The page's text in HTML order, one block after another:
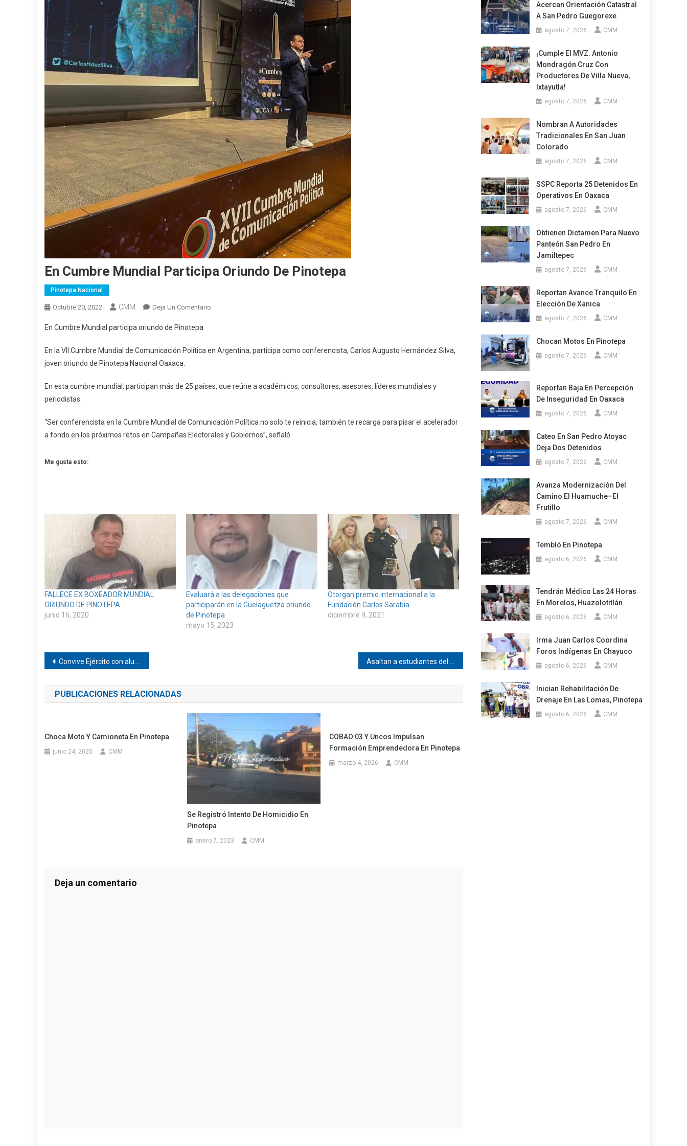
En Cumbre Mundial Participa Oriundo De Pinotepa
Pinotepa Nacional
Octubre 20, 2022 CMM Deja Un Comentario
Participa
Pinotepa
En Cumbre Mundial participa oriundo de Pinotepa
En la VII Cumbre Mundial de Comunicación Política en Argentina, participa como conferencista, Carlos Augusto Hernández Silva,
joven oriundo de Pinotepa Nacional Oaxaca.
En esta cumbre mundial, participan más de 25 países, que reúne a académicos, consultores, asesores, líderes mundiales y
periodistas.
“Ser conferencista en la Cumbre Mundial de Comunicación Política no solo te reinicia, también te recarga para pisar el acelerador
a fondo en los próximos retos en Campañas Electorales y Gobiernos”, señaló.
Me gusta esto:
FALLECE EX BOXEADOR MUNDIAL
ORIUNDO DE PINOTEPA
junio 16, 2020
Evaluará a las delegaciones que
participarán en la Guelaguetza oriundo
de Pinotepa
mayo 15, 2023
Otorgan premio internacional a la
Fundación Carlos Sarabia
diciembre 9, 2021
Navegación
de
entradas
Convive Ejército con alumnos en Pinotepa
PUBLICACIONES RELACIONADAS
Choca Moto Y Camioneta En Pinotepa
junio 24, 2025 CMM
Se Registró Intento De Homicidio En
Pinotepa
enero 7, 2023 CMM
COBAO 03 Y Uncos Impulsan
Formación Emprendedora En Pinotepa
marzo 4, 2026 CMM
Deja un comentario
Acercan Orientación Catastral
A San Pedro Guegorexe
agosto 7, 2026 CMM
¡Cumple El MVZ. Antonio
Mondragón Cruz Con
Productores De Villa Nueva,
Ixtayutla!
agosto 7, 2026 CMM
Nombran A Autoridades
Tradicionales En San Juan
Colorado
agosto 7, 2026 CMM
SSPC Reporta 25 Detenidos En
Operativos En Oaxaca
agosto 7, 2026 CMM
Obtienen Dictamen Para Nuevo
Panteón San Pedro En
Jamiltepec
agosto 7, 2026 CMM
Reportan Avance Tranquilo En
Elección De Xanica
agosto 7, 2026 CMM
Chocan Motos En Pinotepa
agosto 7, 2026 CMM
Reportan Baja En Percepción
De Inseguridad En Oaxaca
agosto 7, 2026 CMM
Cateo En San Pedro Atoyac
Deja Dos Detenidos
agosto 7, 2026 CMM
Avanza Modernización Del
Camino El Huamuche–El
Frutillo
agosto 7, 2026 CMM
Tembló En Pinotepa
agosto 6, 2026 CMM
Tendrán Médico Las 24 Horas
En Morelos, Huazolotitlán
agosto 6, 2026 CMM
Irma Juan Carlos Coordina
Foros Indígenas En Chayuco
agosto 6, 2026 CMM
Inician Rehabilitación De
Drenaje En Las Lomas, Pinotepa
agosto 6, 2026 CMM